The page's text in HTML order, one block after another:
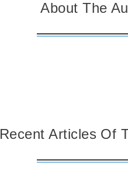
About The
Recent Articles Of